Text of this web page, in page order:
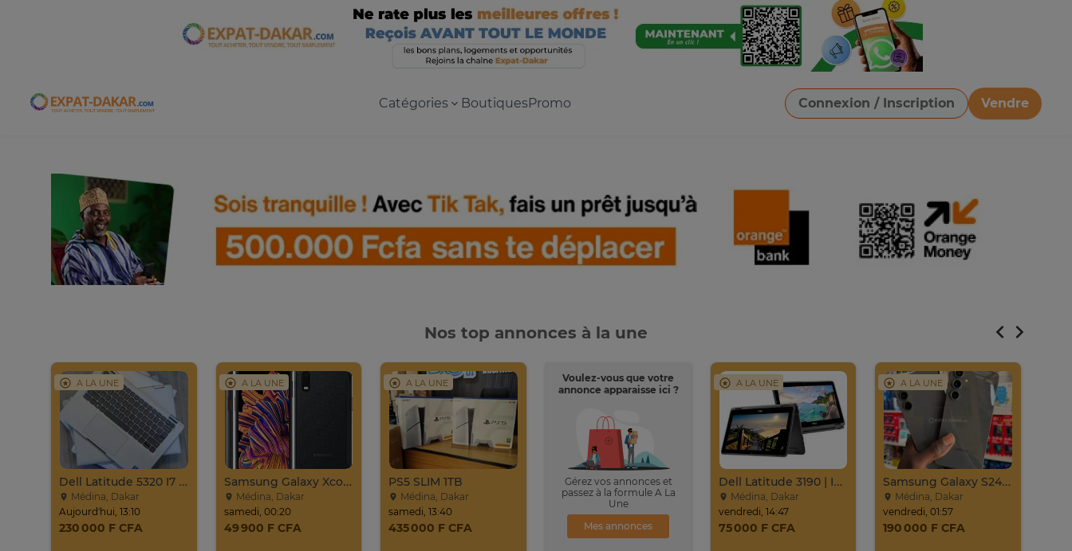
Expat-Dakar Catégories BoutiquesPromo Connexion / Inscription
Vendre
Télécharger une image
Nos top annonces à la une
A LA UNE
Dell Latitude 5320 I7 11th 2in1 Yoga 512Go/32Go
Médina, Dakar
Aujourd'hui, 13:10
230 000 F CFA
A LA UNE
Samsung Galaxy Xcover Pro Venant 64go Ram 4go 4
Médina, Dakar
samedi, 00:20
49 900 F CFA
A LA UNE
PS5 SLIM 1TB
Médina, Dakar
samedi, 13:40
435 000 F CFA
Voulez-vous que votre
annonce apparaisse ici ?
Gérez vos annonces et
passez à la formule A La
Une
Mes annonces
A LA UNE
Dell Latitude 3190 | Intel Pentium
Médina, Dakar
vendredi, 14:47
75 000 F CFA
A LA UNE
Samsung Galaxy S24 Venant 128go Ram 8go 5g
Médina, Dakar
vendredi, 01:57
190 000 F CFA